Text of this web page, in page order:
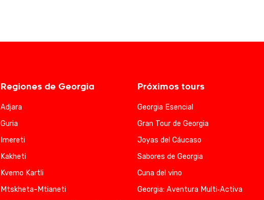
Regiones de Georgia
Adjara
Guria
Imereti
Kakheti
Kvemo Kartli
Mtskheta-Mtianeti
Próximos tours
Georgia Esencial
Gran Tour de Georgia
Joyas del Cáucaso
Sabores de Georgia
Cuna del vino
Georgia: Aventura Multi‑Activa